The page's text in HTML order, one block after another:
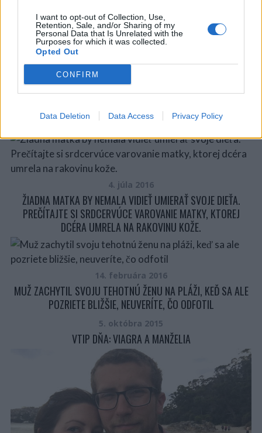
I want to opt-out of Collection, Use,
Retention, Sale, and/or Sharing of my
Personal Data that Is Unrelated with the
Purposes for which it was collected.
Opted Out
CONFIRM
Data Deletion Data Access Privacy Policy
loading...
4. júla 2016
ŽIADNA MATKA BY NEMALA VIDIEŤ UMIERAŤ SVOJE DIEŤA.
PREČÍTAJTE SI SRDCERVÚCE VAROVANIE MATKY, KTOREJ
DCÉRA UMRELA NA RAKOVINU KOŽE.
14. februára 2016
MUŽ ZACHYTIL SVOJU TEHOTNÚ ŽENU NA PLÁŽI, KEĎ SA ALE
POZRIETE BLIŽŠIE, NEUVERÍTE, ČO ODFOTIL
5. októbra 2015
VTIP DŇA: VIAGRA A MANŽELIA